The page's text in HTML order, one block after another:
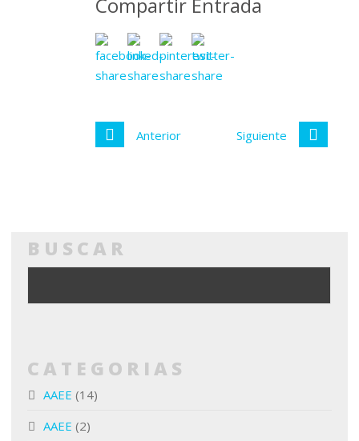
Anterior Siguiente
BUSCAR
CATEGORIAS
AAEE (14)
AAEE (2)